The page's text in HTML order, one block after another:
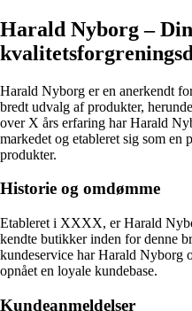
Harald Nyborg –
Harald Nyborg er en anerkendt
bredt udvalg af produkter,
over X års erfaring har Harald
markedet og etableret sig som
produkter.
Historie og omdømme
Etableret i XXXX, er Harald
kendte butikker inden for denne
kundeservice har Harald Nyborg
opnået en loyale kundebase.
Kundeanmeldelser